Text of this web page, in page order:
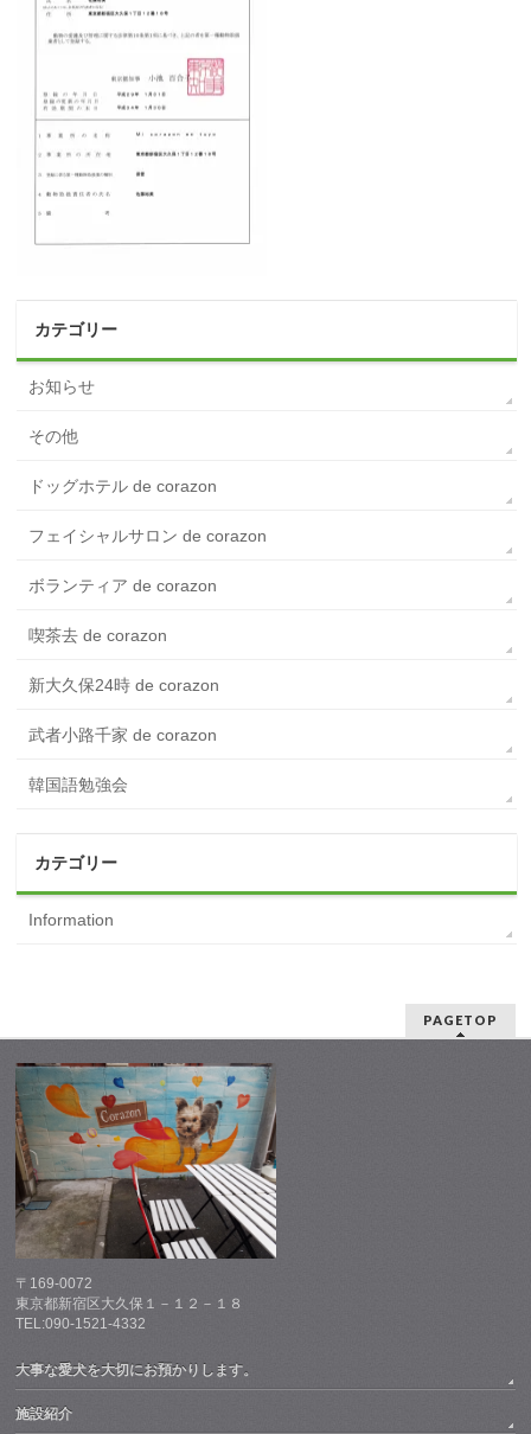
カテゴリー
お知らせ
その他
ドッグホテル de corazon
フェイシャルサロン de corazon
ボランティア de corazon
喫茶去 de corazon
新大久保24時 de corazon
武者小路千家 de corazon
韓国語勉強会
カテゴリー
Information
PAGETOP
〒169-0072
東京都新宿区大久保１－１２－１８
TEL:090-1521-4332
大事な愛犬を大切にお預かりします。
施設紹介